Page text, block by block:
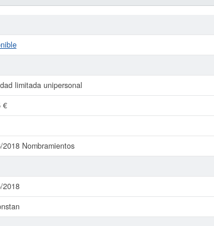
limitada unipersonal
€
2018 Nombramientos
2018